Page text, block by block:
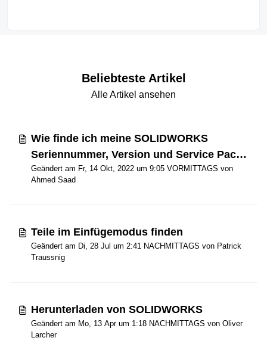
Beliebteste Artikel
Alle Artikel ansehen
Wie finde ich meine SOLIDWORKS
Seriennummer, Version und Service Pack
Informationen?
Geändert am Fr, 14 Okt, 2022 um 9:05 VORMITTAGS von
Ahmed Saad
Teile im Einfügemodus finden
Geändert am Di, 28 Jul um 2:41 NACHMITTAGS von Patrick
Traussnig
Herunterladen von SOLIDWORKS
Geändert am Mo, 13 Apr um 1:18 NACHMITTAGS von Oliver
Larcher